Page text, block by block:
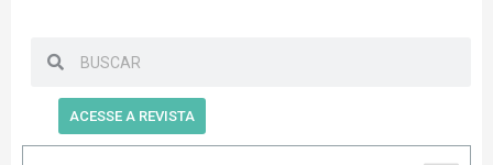
ACESSE A REVISTA